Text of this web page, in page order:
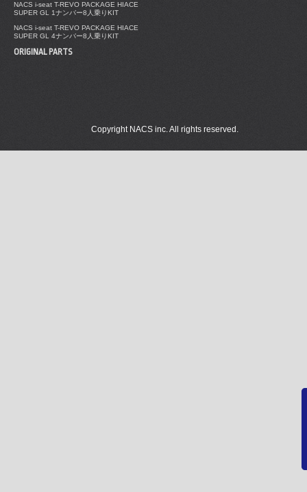
NACS i-seat T-REVO PACKAGE HIACE
SUPER GL 1ナンバー8人乗りKIT
NACS i-seat T-REVO PACKAGE HIACE
SUPER GL 4ナンバー8人乗りKIT
ORIGINAL PARTS
Copyright NACS inc. All rights reserved.